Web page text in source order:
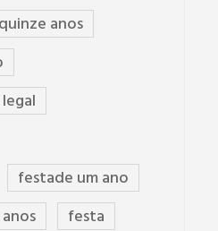
anos
festade um ano
festa